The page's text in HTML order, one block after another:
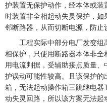
护装置无保护动作，经本体或
时装置非全相起动失灵保护，
邻断路器，从而切断电源，防止
工程实际中部分电厂发变
相保护，只使用断路器本体非
用电流判据，受辅助接点质量
护误动可能性较高。且该保护
箱，无法起动操作箱三跳继电
动失灵回路，所以该方案无法起